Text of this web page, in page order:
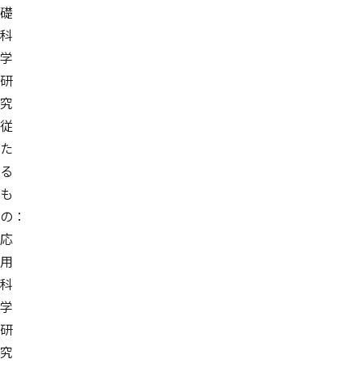
礎
科
学
研
究
従
た
る
も
の：
応
用
科
学
研
究